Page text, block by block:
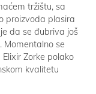
tržištu, sa
proizvoda plasira
da se đubriva još
Momentalno se
Zorke polako
kvalitetu